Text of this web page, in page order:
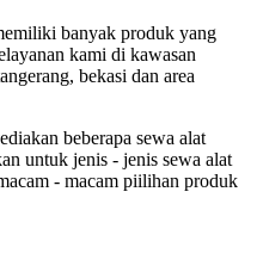
banyak produk yang
kami di kawasan
bekasi dan area
beberapa sewa alat
untuk jenis - jenis sewa alat
- macam piilihan produk